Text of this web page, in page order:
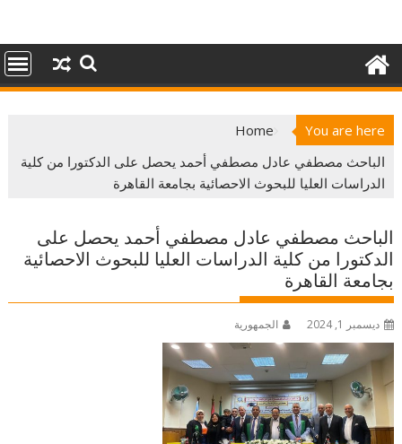
You are here
Home
الباحث مصطفي عادل مصطفي أحمد يحصل على الدكتورا من كلية
الدراسات العليا للبحوث الاحصائية بجامعة القاهرة
الباحث مصطفي عادل مصطفي أحمد يحصل على
الدكتورا من كلية الدراسات العليا للبحوث الاحصائية
بجامعة القاهرة
ديسمبر 1, 2024 الجمهورية